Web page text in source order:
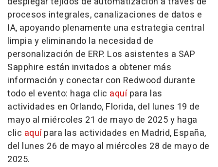
procesos integrales, canalizaciones de datos e
IA, apoyando plenamente una estrategia central
limpia y eliminando la necesidad de
personalización de ERP. Los asistentes a SAP
Sapphire están invitados a obtener más
información y conectar con Redwood durante
todo el evento: haga clic aquípara las
actividades en Orlando, Florida, del lunes 19 de
mayo al miércoles 21 de mayo de 2025 y haga
clic aquípara las actividades en Madrid, España,
del lunes 26 de mayo al miércoles 28 de mayo de
2025.